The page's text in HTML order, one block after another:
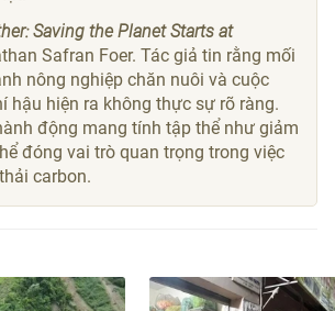
Saving the Planet Starts at
Safran Foer. Tác giả tin rằng mối
nông nghiệp chăn nuôi và cuộc
hậu hiện ra không thực sự rõ ràng.
động mang tính tập thể như giảm
đóng vai trò quan trọng trong việc
carbon.